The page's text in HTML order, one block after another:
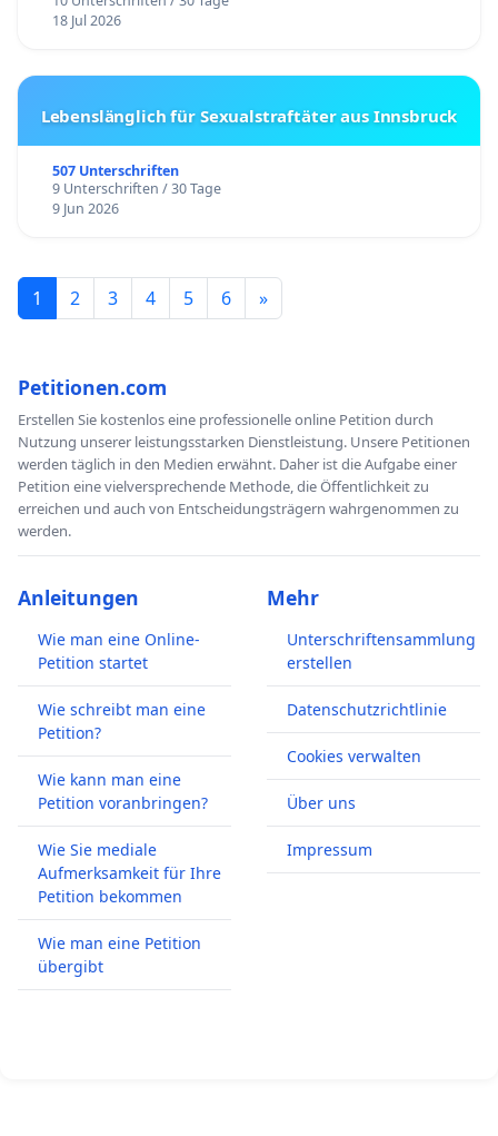
18 Jul 2026
Lebenslänglich für Sexualstraftäter aus Innsbruck
507 Unterschriften
9 Unterschriften / 30 Tage
9 Jun 2026
1 2 3 4 5 6 »
Petitionen.com
Erstellen Sie kostenlos eine professionelle online Petition durch
Nutzung unserer leistungsstarken Dienstleistung. Unsere Petitionen
werden täglich in den Medien erwähnt. Daher ist die Aufgabe einer
Petition eine vielversprechende Methode, die Öffentlichkeit zu
erreichen und auch von Entscheidungsträgern wahrgenommen zu
werden.
Anleitungen
Wie man eine Online-
Petition startet
Wie schreibt man eine
Petition?
Wie kann man eine
Petition voranbringen?
Wie Sie mediale
Aufmerksamkeit für Ihre
Petition bekommen
Wie man eine Petition
übergibt
Mehr
Unterschriftensammlung
erstellen
Datenschutzrichtlinie
Cookies verwalten
Über uns
Impressum